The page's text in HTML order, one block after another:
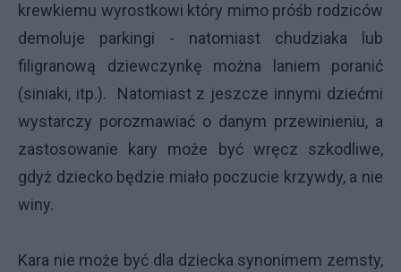
krewkiemu wyrostkowi który mimo próśb rodziców
demoluje parkingi - natomiast chudziaka lub
filigranową dziewczynkę można laniem poranić
(siniaki, itp.). Natomiast z jeszcze innymi dziećmi
wystarczy porozmawiać o danym przewinieniu, a
zastosowanie kary może być wręcz szkodliwe,
gdyż dziecko będzie miało poczucie krzywdy, a nie
winy.
Kara nie może być dla dziecka synonimem zemsty,